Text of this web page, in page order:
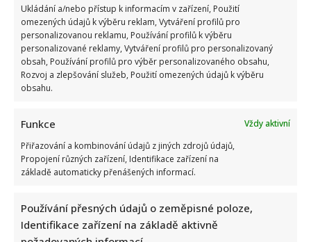
Ukládání a/nebo přístup k informacím v zařízení, Použití
omezených údajů k výběru reklam, Vytváření profilů pro
personalizovanou reklamu, Používání profilů k výběru
personalizované reklamy, Vytváření profilů pro personalizovaný
obsah, Používání profilů pro výběr personalizovaného obsahu,
Rozvoj a zlepšování služeb, Použití omezených údajů k výběru
obsahu.
Funkce
Vždy aktivní
Přiřazování a kombinování údajů z jiných zdrojů údajů,
Propojení různých zařízení, Identifikace zařízení na
základě automaticky přenášených informací.
Používání přesných údajů o zeměpisné poloze,
Identifikace zařízení na základě aktivně